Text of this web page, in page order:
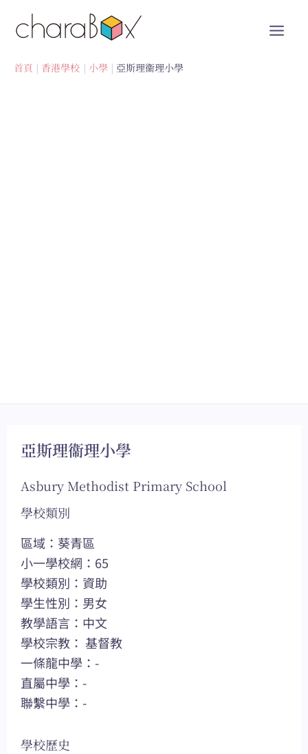
首頁 香港學校 小學 亞斯理衞理小學
亞斯理衞理小學
Asbury Methodist Primary School
學校類別
區域：葵青區
小一學校網：65
學校類別：資助
學生性別：男女
教學語言：中文
學校宗教： 基督教
一條龍中學：-
直屬中學：-
聯繫中學：-
學校歷史